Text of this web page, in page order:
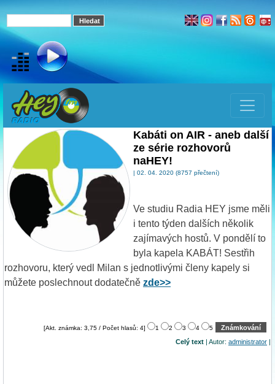
Kabáti on AIR - aneb další
ze série rozhovorů
naHEY!
| 02. 04. 2020 (8757 přečtení)
Ve studiu Radia HEY jsme měli
i tento týden dalších několik
zajímavých hostů. V pondělí to
byla kapela KABÁT! Sestřih
rozhovoru, který vedl Milan s jednotlivými členy kapely si
můžete poslechnout dodatečně zde>>
[Akt. známka: 3,75 / Počet hlasů: 4] 1 2 3 4 5
Celý text | Autor: administrator |